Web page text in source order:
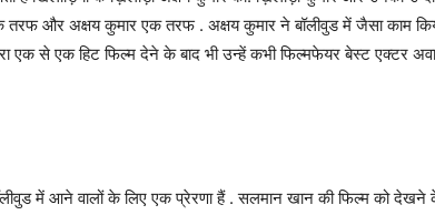
तरफ और अक्षय कुमार एक तरफ . अक्षय कुमार ने बॉलीवुड में जैसा काम
एक से एक हिट फिल्म देने के बाद भी उन्हें कभी फिल्मफेयर बेस्ट एक्टर
में आने वालों के लिए एक प्रेरणा हैं . सलमान खान की फिल्म को देखने